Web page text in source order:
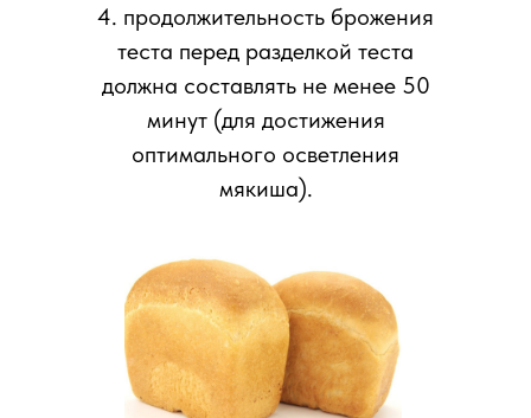
4. продолжительность брожения
теста перед разделкой теста
должна составлять не менее 50
минут (для достижения
оптимального осветления
мякиша).